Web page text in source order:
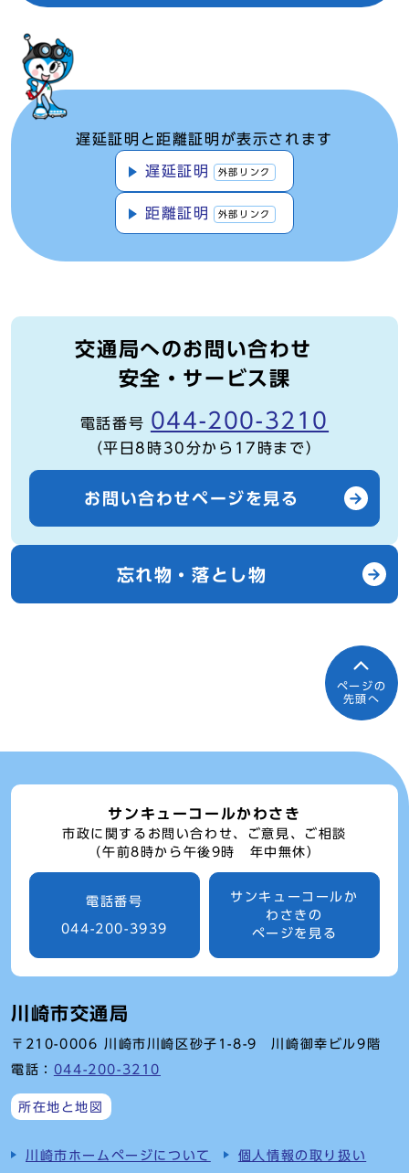
遅延証明と距離証明が表示されます
遅延証明 外部リンク
距離証明 外部リンク
交通局へのお問い合わせ
安全・サービス課
電話番号 044-200-3210
（平日8時30分から17時まで）
お問い合わせページを見る
忘れ物・落とし物
ページの
先頭へ
サンキューコールかわさき
市政に関するお問い合わせ、ご意見、ご相談
（午前8時から午後9時 年中無休）
電話番号
044-200-3939
サンキューコールか
わさきの
ページを見る
川崎市交通局
〒210-0006 川崎市川崎区砂子1-8-9 川崎御幸ビル9階
電話： 044-200-3210
所在地と地図
川崎市ホームページについて 個人情報の取り扱い